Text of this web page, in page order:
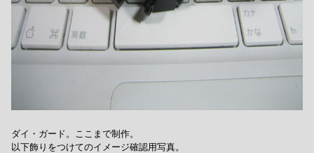
ダイ・ガード。ここまで制作。
以下飾りをつけてのイメージ確認用写真。